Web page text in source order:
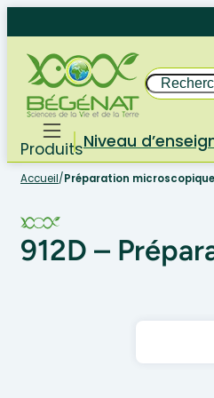
au
contenu
ProduitsNiveau
Accueil/Préparation
912D –